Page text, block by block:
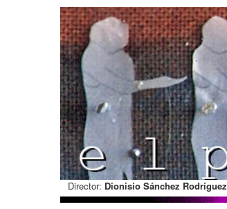
Director: Dionisio Sánchez Rodríguez